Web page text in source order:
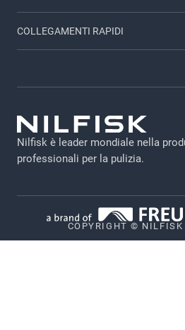
Chi siamo
COLLEGAMENTI RAPIDI
Cataloghi e Brochures
Indicazioni Smaltimento Imballaggi
GDPR-IT
Informativa legale
Politica sui cookie
Garanzia Prodotti Consumer
Nilfisk è leader mondiale nella
professionali per la pulizia.
COPYRIGHT © NILFISK